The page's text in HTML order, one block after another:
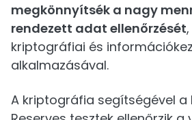
megkönnyítsék a nagy
rendezett adat ellenőrzését
kriptográfiai és
alkalmazásával.
A kriptográfia segítségével a